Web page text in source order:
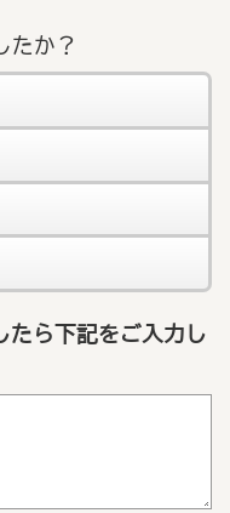
たか？
たら下記をご入力し